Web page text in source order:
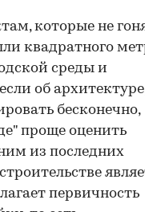
которые не
квадратного
среды и
об
бесконечно,
проще оценить
из последних
первичность